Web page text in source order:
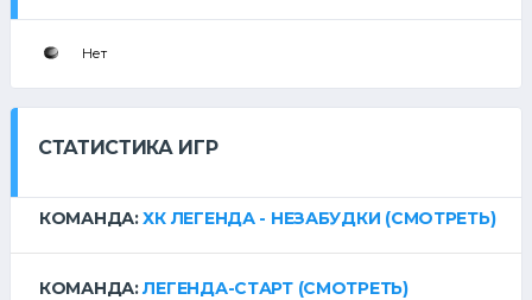
Нет
СТАТИСТИКА ИГР
КОМАНДА:ХК ЛЕГЕНДА - НЕЗАБУДКИ (СМОТРЕТЬ)
КОМАНДА:ЛЕГЕНДА-СТАРТ (СМОТРЕТЬ)